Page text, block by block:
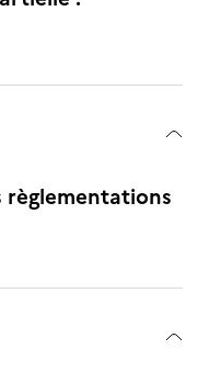
règlementations